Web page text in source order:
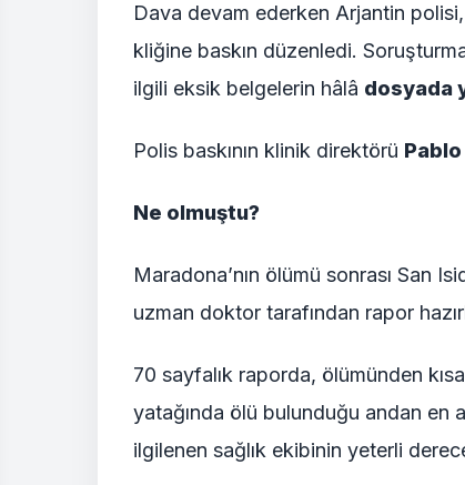
Dava devam ederken Arjantin polisi,
kliğine baskın düzenledi.
ilgili eksik belgelerin hâlâ dosyada
Polis baskının klinik direktörü
Ne olmuştu?
Maradona’nın ölümü sonrası San
uzman doktor tarafından rapor
70 sayfalık raporda, ölümünden
yatağında ölü bulunduğu andan en
ilgilenen sağlık ekibinin yeterli